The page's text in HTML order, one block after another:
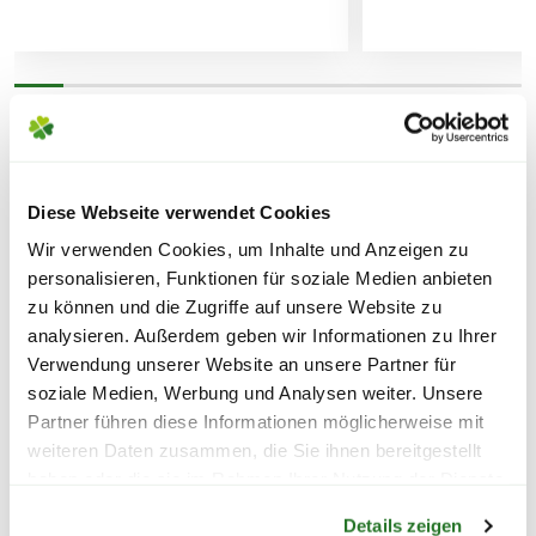
Diese Webseite verwendet Cookies
Wir verwenden Cookies, um Inhalte und Anzeigen zu
personalisieren, Funktionen für soziale Medien anbieten
zu können und die Zugriffe auf unsere Website zu
analysieren. Außerdem geben wir Informationen zu Ihrer
Verwendung unserer Website an unsere Partner für
soziale Medien, Werbung und Analysen weiter. Unsere
Partner führen diese Informationen möglicherweise mit
weiteren Daten zusammen, die Sie ihnen bereitgestellt
Details zeigen
FOLGENDE VERSANDKOSTEN
PAKETVERSAND
6,95€für Standardpakete (z.B.Dünger oder
Zubehör)
7,95€
für größere Pakete (z.B. Pflanzen oder
Erde)
SPERRGUTVERSAND
14,95€